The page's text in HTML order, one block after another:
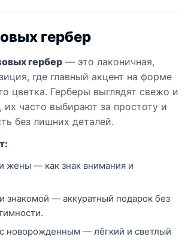
гербер
гербер — это лаконичная,
где главный акцент на форме
цветка. Герберы выглядят свежо и
часто выбирают за простоту и
без лишних деталей.
жены — как знак внимания и
знакомой — аккуратный подарок без
новорожденным — лёгкий и светлый